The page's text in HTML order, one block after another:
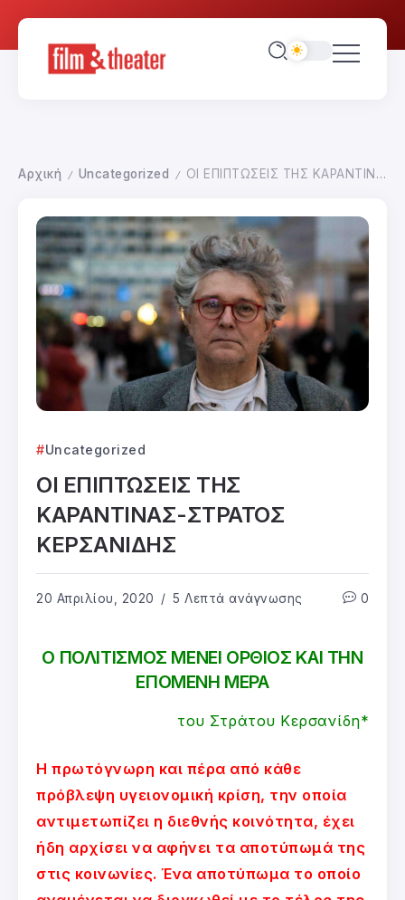
Αρχική / Uncategorized / ΟΙ ΕΠΙΠΤΩΣΕΙΣ ΤΗΣ ΚΑΡΑΝΤΙΝΑΣ-ΣΤΡΑΤΟΣ ΚΕΡΣΑΝΙΔΗΣ
Uncategorized
ΟΙ ΕΠΙΠΤΩΣΕΙΣ ΤΗΣ
ΚΑΡΑΝΤΙΝΑΣ-ΣΤΡΑΤΟΣ
ΚΕΡΣΑΝΙΔΗΣ
20 Απριλίου, 2020 5 Λεπτά ανάγνωσης 0
Ο ΠΟΛΙΤΙΣΜΟΣ ΜΕΝΕΙ ΟΡΘΙΟΣ ΚΑΙ ΤΗΝ
ΕΠΟΜΕΝΗ ΜΕΡΑ
του Στράτου Κερσανίδη*
Η πρωτόγνωρη και πέρα από κάθε
πρόβλεψη υγειονομική κρίση, την οποία
αντιμετωπίζει η διεθνής κοινότητα, έχει
ήδη αρχίσει να αφήνει τα αποτύπωμά της
στις κοινωνίες. Ένα αποτύπωμα το οποίο